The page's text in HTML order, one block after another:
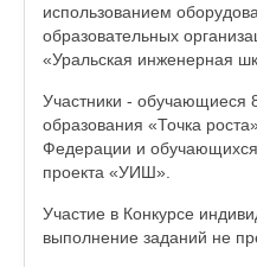
использованием
образовательных
«Уральская инженерная
Участники - обучающиеся
образования «Точка
Федерации и
проекта «УИШ».
Участие в Конкурсе
выполнение заданий не